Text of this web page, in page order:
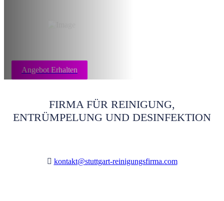
Angebot Erhalten
FIRMA FÜR REINIGUNG,
ENTRÜMPELUNG UND DESINFEKTION
kontakt@stuttgart-reinigungsfirma.com